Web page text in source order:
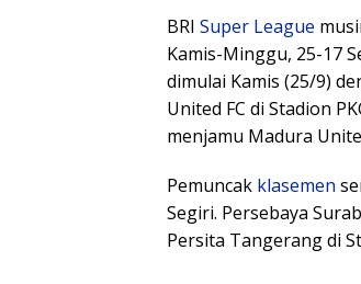
BRI Super League
Kamis-Minggu, 25-17
dimulai Kamis (25/9)
United FC di Stadion
menjamu Madura
Pemuncak klasemen
Segiri. Persebaya
Persita Tangerang di